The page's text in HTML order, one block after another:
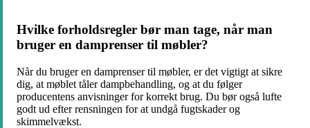
Hvilke forholdsregler bør man tage, når man
bruger en damprenser til møbler?
Når du bruger en damprenser til møbler, er det vigtigt at sikre
dig, at møblet tåler dampbehandling, og at du følger
producentens anvisninger for korrekt brug. Du bør også lufte
godt ud efter rensningen for at undgå fugtskader og
skimmelvækst.